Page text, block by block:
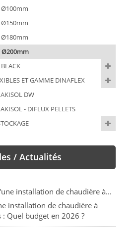
de toit plat
- DINAK DW
€
Capuchon
Ø200mm -
212,50 €
Ø100mm
Ø150mm
Ø180mm
Ø200mm
ET GAMME DINAFLEX
DW
- DIFLUX PELLETS
/ Actualités
installation de chaudière à
: Quel budget en 2026 ?